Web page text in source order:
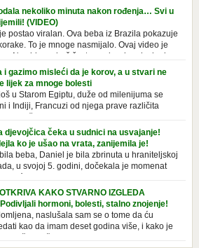
formule, jeste nezamenljiv inventar
žena. Mnogi ljudi se ne odvajaju od nje, pa je
nekoliko minuta nakon rođenja… Svi u
(VIDEO)
postao viralan. Ova beba iz Brazila pokazuje
To je mnoge nasmijalo. Ovaj video je
Ne viđamo baš često ovakve korake kod
snimila babica, pregledalo ga je preko 80
ostale u čudu nakon što su vidjeli kako
i gazimo misleći da je korov, a u stvari ne
lijek za mnoge bolesti
u Starom Egiptu, duže od milenijuma se
i Indiji, Francuzi od njega prave različita
jela i čorbe… Jedino mi gazimo po njemu,
Tušt je jednogodišnji, ali vrlo uporan
jednom nastani u bašti ili dvorištu, teško ga se
djevojčica čeka u sudnici na usvajanje!
ko je ušao na vrata, zanijemila je!
beba, Daniel je bila zbrinuta u hraniteljskoj
u svojoj 5. godini, dočekala je momenat
će dobiti novu, stalnu porodicu. Ovaj dan
i njenu novu porodicu, ali je uskoro
socijalnom radniku koji poznaje
je […]
KAKO STVARNO IZGLEDA
hormoni, bolesti, stalno znojenje!
naslušala sam se o tome da ću
kao da imam deset godina više, i kako je
u životu žene, podloga za mnoge bolesti,